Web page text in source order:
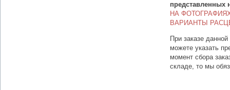
представленных
НА
ВАРИАНТЫ
При заказе
можете указать
момент сбора
складе, то мы